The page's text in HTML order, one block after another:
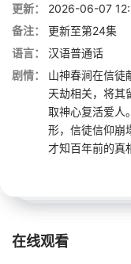
更新：
2026-06-07
备注：
更新至第24集
语言：
汉语普通话
剧情：
山神春涧在信徒
天劫相关，将其
取神心复活爱人
形，信徒信仰崩
才知百年前的真
在线观看